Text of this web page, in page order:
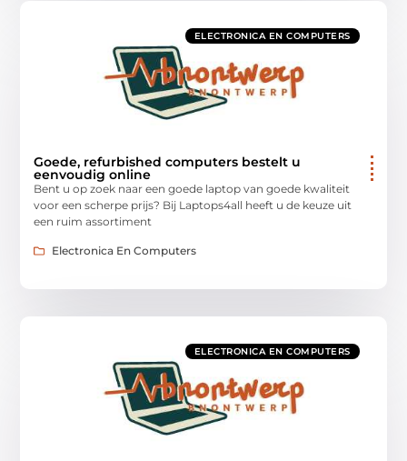
ELECTRONICA EN COMPUTERS
Goede, refurbished computers bestelt u
eenvoudig online
Bent u op zoek naar een goede laptop van goede kwaliteit
voor een scherpe prijs? Bij Laptops4all heeft u de keuze uit
een ruim assortiment
Electronica En Computers
ELECTRONICA EN COMPUTERS